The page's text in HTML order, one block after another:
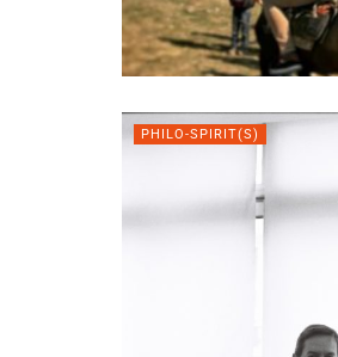
PHILO-SPIRIT(S)